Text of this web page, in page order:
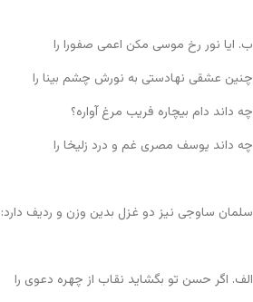
ب. ایا نور رخ موسی مکن اعمی صفورا را
چنین عشقی نهادستی به نورش چشم بینا را
چه داند دام بیچاره فریب مرغ آواره؟
چه داند یوسف مصری غم و درد زلیخا را
سلمان ساوجی نیز دو غزل بدین وزن و ردیف دارد:
الف. اگر حسن تو بگشاید نقاب از چهره دعوی را